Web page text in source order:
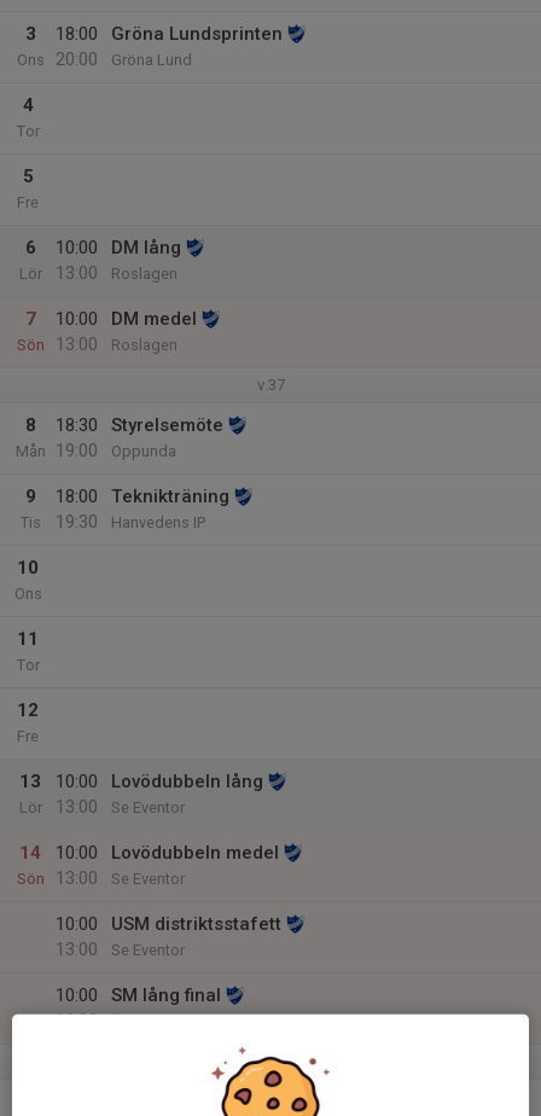
3
Ons
18:00
20:00
Gröna Lundsprinten
Gröna Lund
4
Tor
5
Fre
6
Lör
10:00
13:00
DM lång
Roslagen
7
Sön
10:00
13:00
DM medel
Roslagen
v.37
8
Mån
18:30
19:00
Styrelsemöte
Oppunda
9
Tis
18:00
19:30
Teknikträning
Hanvedens IP
10
Ons
11
Tor
12
Fre
13
Lör
10:00
13:00
Lovödubbeln lång
Se Eventor
14
Sön
10:00
13:00
Lovödubbeln medel
Se Eventor
10:00
13:00
USM distriktsstafett
Se Eventor
10:00
13:00
SM lång final
v.38